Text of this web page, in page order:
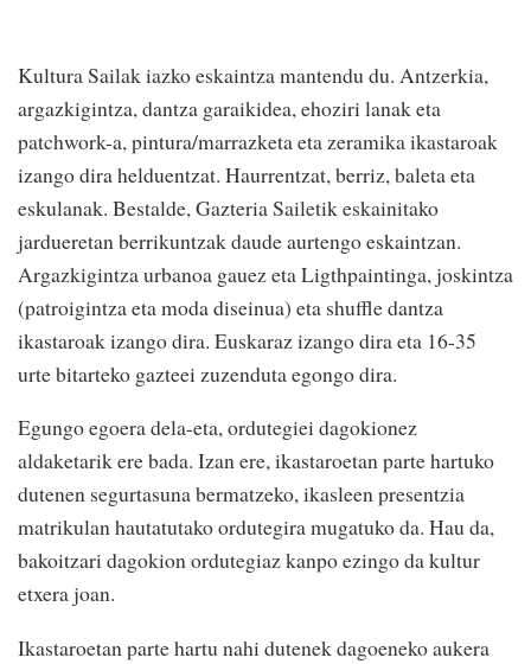
Kultura Sailak iazko eskaintza mantendu du. Antzerkia,
argazkigintza, dantza garaikidea, ehoziri lanak eta
patchwork-a, pintura/marrazketa eta zeramika ikastaroak
izango dira helduentzat. Haurrentzat, berriz, baleta eta
eskulanak. Bestalde, Gazteria Sailetik eskainitako
jardueretan berrikuntzak daude aurtengo eskaintzan.
Argazkigintza urbanoa gauez eta Ligthpaintinga, joskintza
(patroigintza eta moda diseinua) eta shuffle dantza
ikastaroak izango dira. Euskaraz izango dira eta 16-35
urte bitarteko gazteei zuzenduta egongo dira.
Egungo egoera dela-eta, ordutegiei dagokionez
aldaketarik ere bada. Izan ere, ikastaroetan parte hartuko
dutenen segurtasuna bermatzeko, ikasleen presentzia
matrikulan hautatutako ordutegira mugatuko da. Hau da,
bakoitzari dagokion ordutegiaz kanpo ezingo da kultur
etxera joan.
Ikastaroetan parte hartu nahi dutenek dagoeneko aukera